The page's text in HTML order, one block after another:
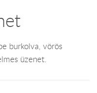
burkolva, vörös
üzenet.